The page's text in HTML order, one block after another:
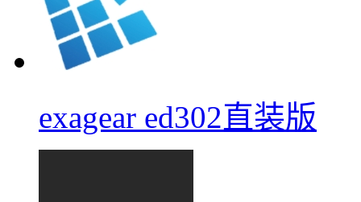
exagear ed302直装版